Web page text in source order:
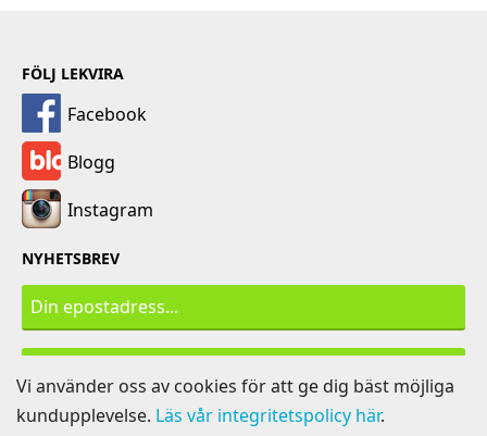
FÖLJ LEKVIRA
Facebook
Blogg
Instagram
NYHETSBREV
Vi använder oss av cookies för att ge dig bäst möjliga
kundupplevelse. Läs vår integritetspolicy här.